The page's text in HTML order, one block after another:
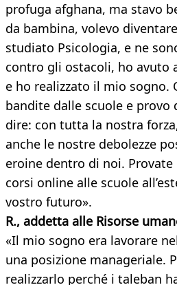
profuga afghana, ma stavo
da bambina, volevo
studiato Psicologia, e ne
contro gli ostacoli, ho avuto
e ho realizzato il mio sogno.
bandite dalle scuole e provo
dire: con tutta la nostra
anche le nostre debolezze
eroine dentro di noi.
corsi online alle scuole
vostro futuro».
R., addetta alle Risorse
«Il mio sogno era lavorare
una posizione manageriale.
realizzarlo perché i taleban